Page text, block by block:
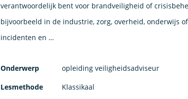
verantwoordelijk bent voor brandveiligheid of
bijvoorbeeld in de industrie, zorg, overheid, onderwijs
incidenten en …
Onderwerp
opleiding veiligheidsadviseur
Lesmethode
Klassikaal